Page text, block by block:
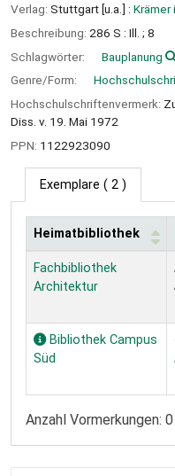
Verlag: Stuttgart [u.a.] : Krämer
Beschreibung: 286 S : Ill. ; 8
Schlagwörter:
Bauplanung
Genre/Form:
Hochschulschriftenvermerk:
Diss. v. 19. Mai 1972
PPN: 1122923090
Exemplare ( 2 )
Exemplare
Heimatbibliothek
Fachbibliothek
Architektur
Bibliothek Campus
Süd
Anzahl Vormerkungen: 0